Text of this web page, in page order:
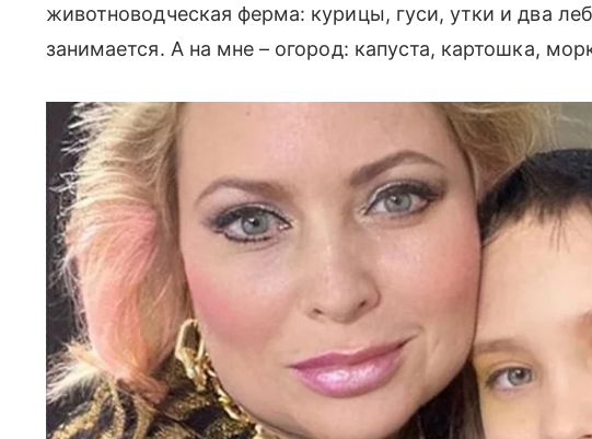
животноводческая ферма: курицы, гуси, утки и два
занимается. А на мне – огород: капуста, картошка,